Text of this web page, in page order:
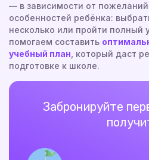
— в зависимости от
особенностей ребёнка:
несколько или пройти полный
помогаем составить
учебный план , который даст
подготовке к школе.
Забронируйте